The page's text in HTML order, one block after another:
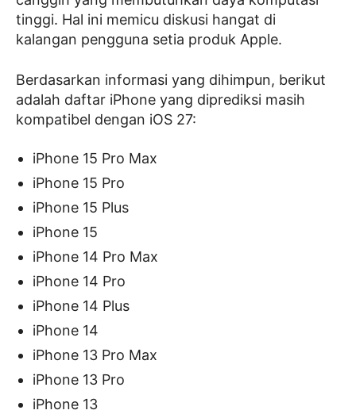
tinggi. Hal ini memicu diskusi hangat di
kalangan pengguna setia produk Apple.
Berdasarkan informasi yang dihimpun, berikut
adalah daftar iPhone yang diprediksi masih
kompatibel dengan iOS 27:
iPhone 15 Pro Max
iPhone 15 Pro
iPhone 15 Plus
iPhone 15
iPhone 14 Pro Max
iPhone 14 Pro
iPhone 14 Plus
iPhone 14
iPhone 13 Pro Max
iPhone 13 Pro
iPhone 13